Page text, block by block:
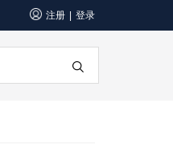
注册 登录